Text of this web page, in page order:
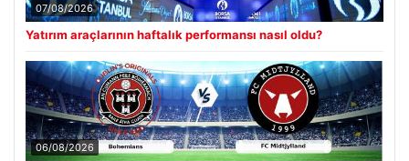
07/08/2026
Yatırım araçlarının haftalık performansı nasıl oldu?
06/08/2026